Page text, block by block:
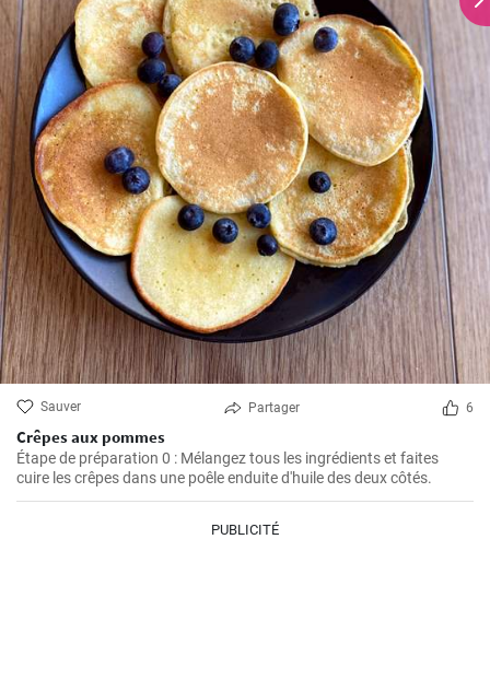
Sauver Partager 6
Crêpes aux pommes
Étape de préparation 0 : Mélangez tous les ingrédients et faites
cuire les crêpes dans une poêle enduite d'huile des deux côtés.
PUBLICITÉ